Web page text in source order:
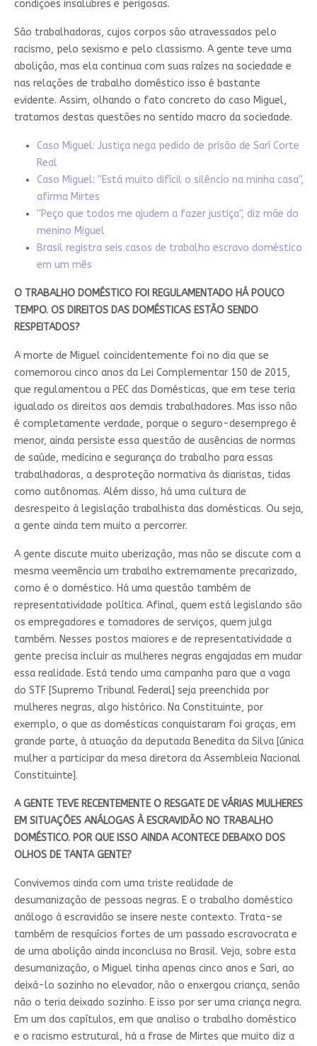
condições insalubres e perigosas.
São trabalhadoras, cujos corpos são atravessados pelo
racismo, pelo sexismo e pelo classismo. A gente teve uma
abolição, mas ela continua com suas raízes na sociedade e
nas relações de trabalho doméstico isso é bastante
evidente. Assim, olhando o fato concreto do caso Miguel,
tratamos destas questões no sentido macro da sociedade.
Caso Miguel: Justiça nega pedido de prisão de Sarí Corte
Real
Caso Miguel: ''Está muito difícil o silêncio na minha casa'',
afirma Mirtes
''Peço que todos me ajudem a fazer justiça'', diz mãe do
menino Miguel
Brasil registra seis casos de trabalho escravo doméstico
em um mês
O TRABALHO DOMÉSTICO FOI REGULAMENTADO HÁ POUCO
TEMPO. OS DIREITOS DAS DOMÉSTICAS ESTÃO SENDO
RESPEITADOS?
A morte de Miguel coincidentemente foi no dia que se
comemorou cinco anos da Lei Complementar 150 de 2015,
que regulamentou a PEC das Domésticas, que em tese teria
igualado os direitos aos demais trabalhadores. Mas isso não
é completamente verdade, porque o seguro-desemprego é
menor, ainda persiste essa questão de ausências de normas
de saúde, medicina e segurança do trabalho para essas
trabalhadoras, a desproteção normativa às diaristas, tidas
como autônomas. Além disso, há uma cultura de
desrespeito à legislação trabalhista das domésticas. Ou seja,
a gente ainda tem muito a percorrer.
A gente discute muito uberização, mas não se discute com a
mesma veemência um trabalho extremamente precarizado,
como é o doméstico. Há uma questão também de
representatividade política. Afinal, quem está legislando são
os empregadores e tomadores de serviços, quem julga
também. Nesses postos maiores e de representatividade a
gente precisa incluir as mulheres negras engajadas em mudar
essa realidade. Está tendo uma campanha para que a vaga
do STF [Supremo Tribunal Federal] seja preenchida por
mulheres negras, algo histórico. Na Constituinte, por
exemplo, o que as domésticas conquistaram foi graças, em
grande parte, à atuação da deputada Benedita da Silva [única
mulher a participar da mesa diretora da Assembleia Nacional
Constituinte].
A GENTE TEVE RECENTEMENTE O RESGATE DE VÁRIAS MULHERES
EM SITUAÇÕES ANÁLOGAS À ESCRAVIDÃO NO TRABALHO
DOMÉSTICO. POR QUE ISSO AINDA ACONTECE DEBAIXO DOS
OLHOS DE TANTA GENTE?
Convivemos ainda com uma triste realidade de
desumanização de pessoas negras. E o trabalho doméstico
análogo à escravidão se insere neste contexto. Trata-se
também de resquícios fortes de um passado escravocrata e
de uma abolição ainda inconclusa no Brasil. Veja, sobre esta
desumanização, o Miguel tinha apenas cinco anos e Sari, ao
deixá-lo sozinho no elevador, não o enxergou criança, senão
não o teria deixado sozinho. E isso por ser uma criança negra.
Em um dos capítulos, em que analiso o trabalho doméstico
e o racismo estrutural, há a frase de Mirtes que muito diz a